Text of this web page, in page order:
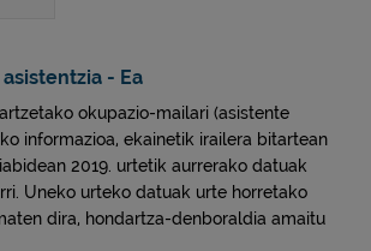
- Ea
okupazio-mailari (asistente
informazioa, ekainetik irailera bitartean
2019. urtetik aurrerako datuak
Uneko urteko datuak urte horretako
dira, hondartza-denboraldia amaitu